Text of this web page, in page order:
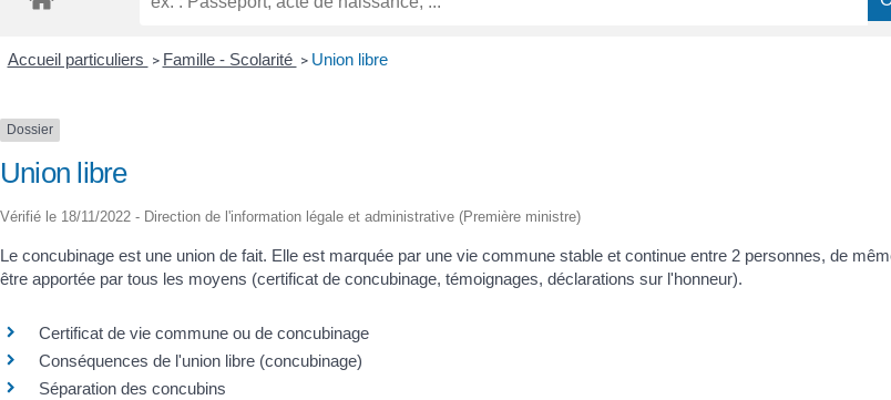
Accueil particuliers > Famille - Scolarité > Union libre
Dossier
Union libre
Vérifié le 18/11/2022 - Direction de l'information légale et administrative (Première ministre)
Le concubinage est une union de fait. Elle est marquée par une vie commune stable et continue entre 2 personnes, de
être apportée par tous les moyens (certificat de concubinage, témoignages, déclarations sur l'honneur).
Certificat de vie commune ou de concubinage
Conséquences de l'union libre (concubinage)
Séparation des concubins